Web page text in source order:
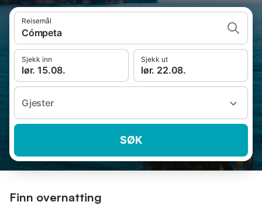
Reisemål
Cómpeta
Sjekk inn
lør. 15.08.
Sjekk ut
lør. 22.08.
Gjester
SØK
Finn overnatting